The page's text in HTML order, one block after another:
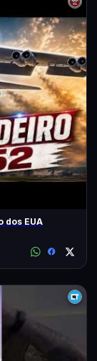
dos EUA